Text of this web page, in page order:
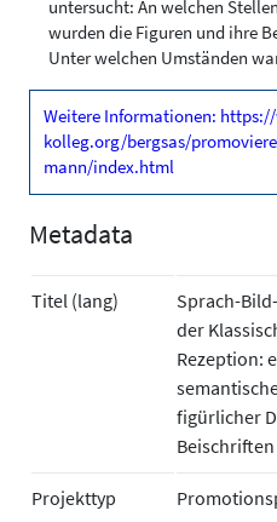
untersucht: An welchen
wurden die Figuren und ihre
Unter welchen Umständen
Weitere Informationen:
kolleg.org/bergsas/
mann/index.html
Metadata
Titel (lang)
Sprach-
der
Rezeption:
figürlicher
Beischriften
Projekttyp